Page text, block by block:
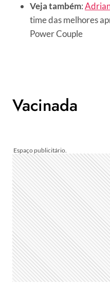
Veja também:
time das melhores
Power Couple
Vacinada